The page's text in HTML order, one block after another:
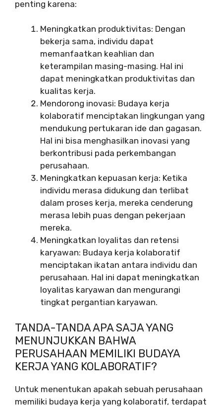
penting karena:
Meningkatkan produktivitas: Dengan
bekerja sama, individu dapat
memanfaatkan keahlian dan
keterampilan masing-masing. Hal ini
dapat meningkatkan produktivitas dan
kualitas kerja.
Mendorong inovasi: Budaya kerja
kolaboratif menciptakan lingkungan yang
mendukung pertukaran ide dan gagasan.
Hal ini bisa menghasilkan inovasi yang
berkontribusi pada perkembangan
perusahaan.
Meningkatkan kepuasan kerja: Ketika
individu merasa didukung dan terlibat
dalam proses kerja, mereka cenderung
merasa lebih puas dengan pekerjaan
mereka.
Meningkatkan loyalitas dan retensi
karyawan: Budaya kerja kolaboratif
menciptakan ikatan antara individu dan
perusahaan. Hal ini dapat meningkatkan
loyalitas karyawan dan mengurangi
tingkat pergantian karyawan.
TANDA-TANDA APA SAJA YANG
MENUNJUKKAN BAHWA
PERUSAHAAN MEMILIKI BUDAYA
KERJA YANG KOLABORATIF?
Untuk menentukan apakah sebuah perusahaan
memiliki budaya kerja yang kolaboratif, terdapat